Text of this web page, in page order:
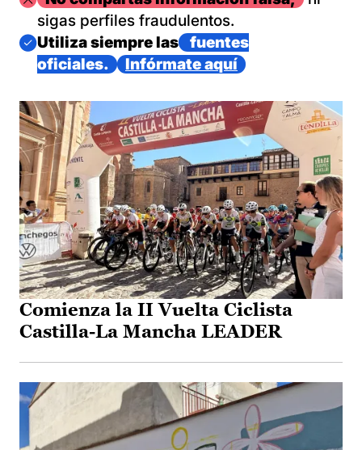
sigas perfiles fraudulentos.
Imagen
Utiliza siempre las
fuentes
oficiales.
Infórmate aquí
Comienza la II Vuelta Ciclista
Castilla-La Mancha LEADER